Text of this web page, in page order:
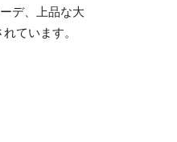
デ、上品な大
ています。